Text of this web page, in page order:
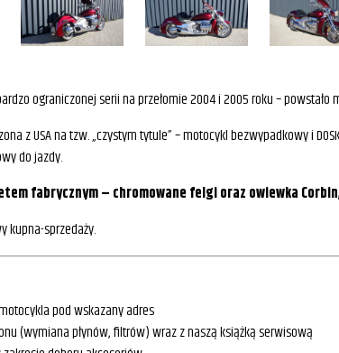
ograniczonej serii na przełomie 2004 i 2005 roku –
z USA na tzw. „czystym tytule” – motocykl bezwypadkowy i
do jazdy.
fabrycznym – chromowane felgi oraz owiewka
kupna-sprzedaży.
pod wskazany adres
(wymiana płynów, filtrów) wraz z naszą książką serwisową